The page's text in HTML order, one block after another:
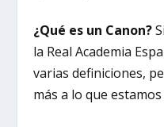
¿Qué es un Canon?
la Real Academia
varias definiciones,
más a lo que